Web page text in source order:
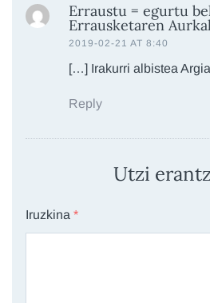
Erraustu = egurtu
Errausketaren
2019-02-21 AT 8:40
[…] Irakurri albistea
Reply
Utzi
Iruzkina *